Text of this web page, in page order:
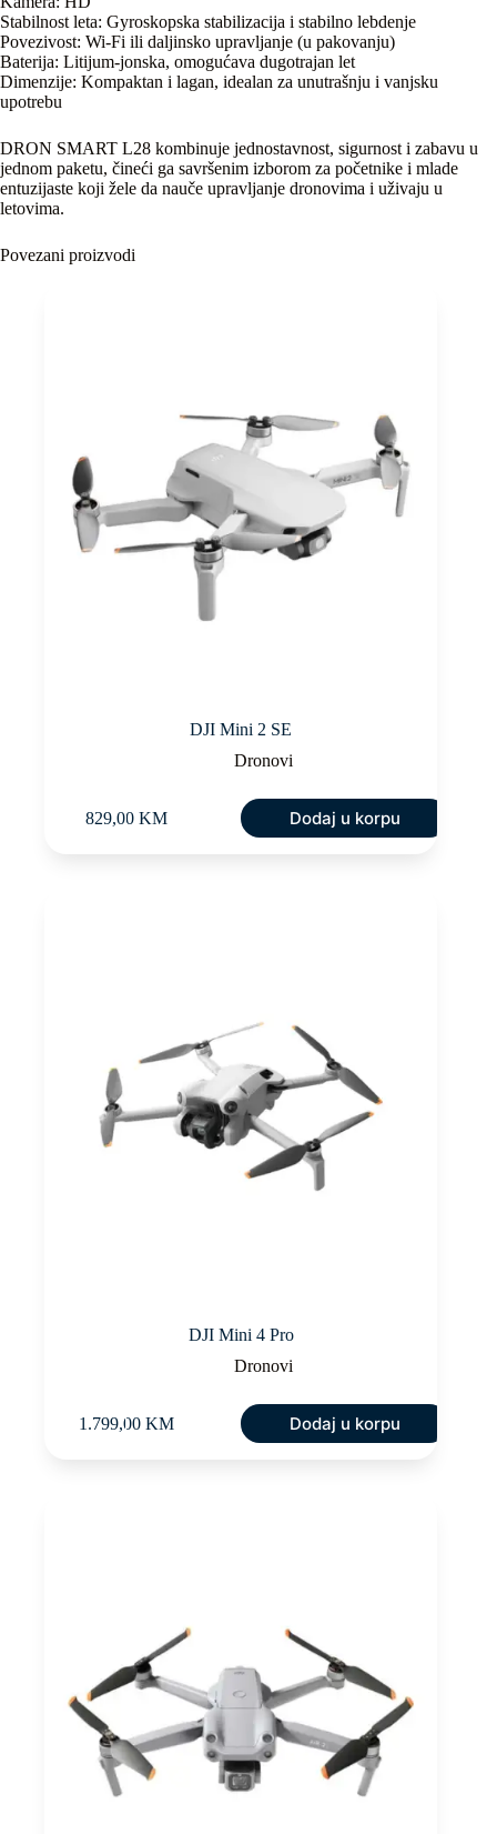
Stabilnost leta: Gyroskopska stabilizacija i stabilno lebdenje
Povezivost: Wi-Fi ili daljinsko upravljanje (u pakovanju)
Baterija: Litijum-jonska, omogućava dugotrajan let
Dimenzije: Kompaktan i lagan, idealan za unutrašnju i vanjsku
upotrebu
DRON SMART L28 kombinuje jednostavnost, sigurnost i zabavu u
jednom paketu, čineći ga savršenim izborom za početnike i mlade
entuzijaste koji žele da nauče upravljanje dronovima i uživaju u
letovima.
Povezani proizvodi
DJI Mini 2 SE
Dronovi
829,00 KM Dodaj u korpu
DJI Mini 4 Pro
Dronovi
1.799,00 KM Dodaj u korpu